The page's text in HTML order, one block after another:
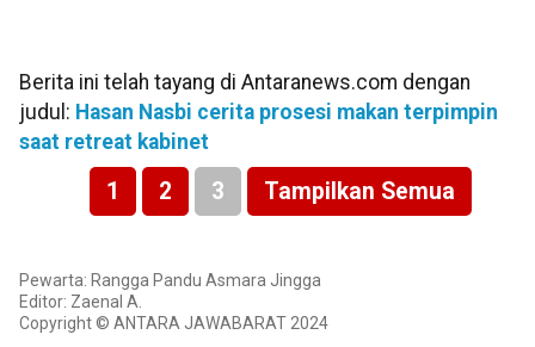
Berita ini telah tayang di Antaranews.com dengan
judul: Hasan Nasbi cerita prosesi makan terpimpin
saat retreat kabinet
1 2 3 Tampilkan Semua
Pewarta: Rangga Pandu Asmara Jingga
Editor: Zaenal A.
Copyright © ANTARA JAWABARAT 2024